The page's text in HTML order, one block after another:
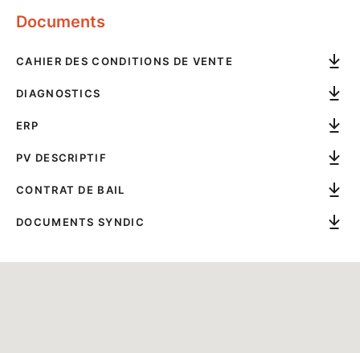
Documents
CAHIER DES CONDITIONS DE VENTE
DIAGNOSTICS
ERP
PV DESCRIPTIF
CONTRAT DE BAIL
DOCUMENTS SYNDIC